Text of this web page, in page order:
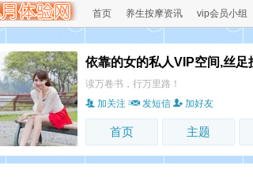
首页 养生按摩资讯 vip会员小组
依靠的女的私人VIP空间,丝足
读万卷书，行万里路！
加关注
发短信 加好友
首页 主题